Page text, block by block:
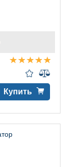
Купить